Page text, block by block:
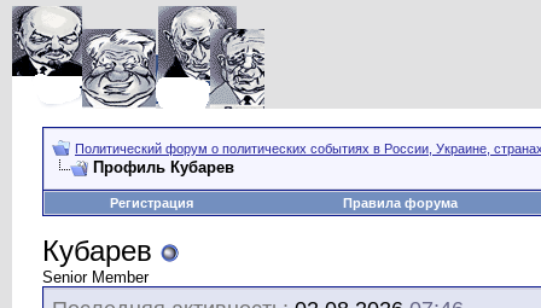
Политический форум о политических событиях в России, Украине,
Профиль Кубарев
Регистрация Правила форума
Кубарев
Senior Member